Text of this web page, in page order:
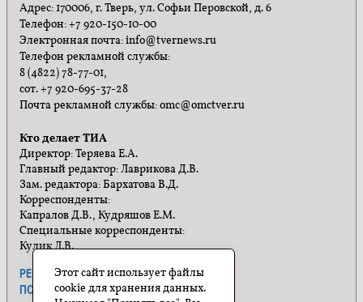
Адрес: 170006, г. Тверь, ул. Софьи Перовской, д. 6
Телефон: +7 920-150-10-00
Электронная почта: info@tvernews.ru
Телефон рекламной службы:
8 (4822) 78-77-01,
сот. +7 920-695-37-28
Почта рекламной службы: omc@omctver.ru
Кто делает ТИА
Директор: Теряева Е.А.
Главный редактор: Лаврикова Д.В.
Зам. редактора: Бархатова В.Д.
Корреспонденты:
Капралов Д.В., Кудряшов Е.М.
Специальные корреспонденты:
Кулик Л.В.
РЕКЛАМА ПРАВИЛА САЙТА
ПОЛИТИКА КОНФИДЕНЦИАЛЬНОСТИ
Этот сайт использует файлы
cookie для хранения данных.